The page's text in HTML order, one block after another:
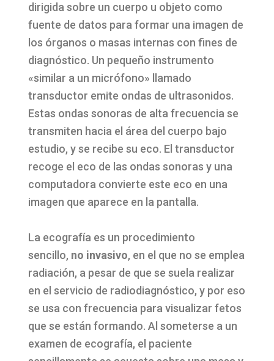
dirigida sobre un cuerpo u objeto como
fuente de datos para formar una imagen de
los órganos o masas internas con fines de
diagnóstico. Un pequeño instrumento
«similar a un micrófono» llamado
transductor emite ondas de ultrasonidos.
Estas ondas sonoras de alta frecuencia se
transmiten hacia el área del cuerpo bajo
estudio, y se recibe su eco. El transductor
recoge el eco de las ondas sonoras y una
computadora convierte este eco en una
imagen que aparece en la pantalla.
La ecografía es un procedimiento
sencillo, no invasivo, en el que no se emplea
radiación, a pesar de que se suela realizar
en el servicio de radiodiagnóstico, y por eso
se usa con frecuencia para visualizar fetos
que se están formando. Al someterse a un
examen de ecografía, el paciente